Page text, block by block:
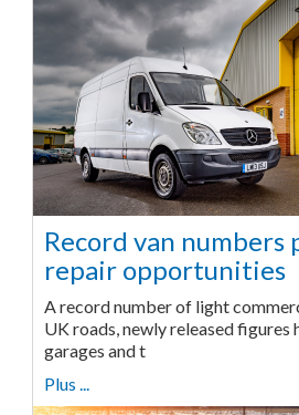
Record van
repair opportunities
A record number of light
UK roads, newly released figures
garages and t
Plus ...